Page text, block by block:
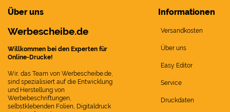
Über uns
Werbescheibe.de
Willkommen bei den Experten für
Online-Drucke!
Wir, das Team von Werbescheibe.de,
sind spezialisiert auf die Entwicklung
und Herstellung von
Werbebeschriftungen,
selbstklebenden Folien, Digitaldruck
Informationen
Versandkosten
Über uns
Easy Editor
Service
Druckdaten